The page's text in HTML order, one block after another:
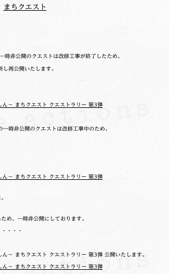
まちクエスト
非公開のクエストは改修工事が終了したため、
再公開いたします。
～ まちクエスト クエストラリー 第3弾
非公開のクエストは改修工事中のため、
～ まちクエスト クエストラリー 第3弾
め、一時非公開にしております。
・・・
～ まちクエスト クエストラリー 第3弾 公開いたします。
～ まちクエスト クエストラリー 第3弾